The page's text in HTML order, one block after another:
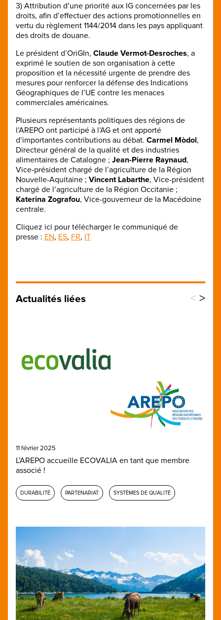
3) Attribution d’une priorité aux IG concernées par les
droits, afin d’effectuer des actions promotionnelles en
vertu du règlement 1144/2014 dans les pays appliquant
des droits de douane.
Le président d’OriGIn, Claude Vermot-Desroches, a
exprimé le soutien de son organisation à cette
proposition et la nécessité urgente de prendre des
mesures pour renforcer la défense des Indications
Géographiques de l’UE contre les menaces
commerciales américaines.
Plusieurs représentants politiques des régions de
l’AREPO ont participé à l’AG et ont apporté
d’importantes contributions au débat. Carmel Mòdol,
Directeur général de la qualité et des industries
alimentaires de Catalogne ; Jean-Pierre Raynaud,
Vice-président chargé de l’agriculture de la Région
Nouvelle-Aquitaine ; Vincent Labarthe, Vice-président
chargé de l’agriculture de la Région Occitanie ;
Katerina Zografou, Vice-gouverneur de la Macédoine
centrale.
Cliquez ici pour télécharger le communiqué de
presse : EN, ES, FR, IT
Actualités liées < >
11 février 2025
L’AREPO accueille ECOVALIA en tant que membre
associé !
DURABILITÉ PARTENARIAT SYSTÈMES DE QUALITÉ